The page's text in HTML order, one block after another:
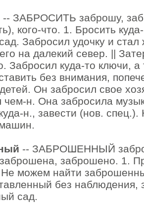
-- ЗАБРОСИТЬ заброшу,
кого-что. 1. Бросить
Забросил удочку и
на далекий север. ||
Забросил куда-то ключи, а
без внимания,
Он забросил свое
чем-н. Она забросила
н., завести (нов.
-- ЗАБРОШЕННЫЙ
заброшено. 1.
Не можем найти
без наблюдения,
сад.